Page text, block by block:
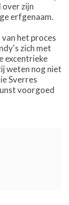
zijn
erfgenaam.
het proces
zich met
excentrieke
weten nog niet
Sverres
voorgoed